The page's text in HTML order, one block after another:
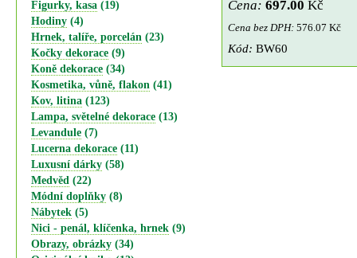
Figurky, kasa (19)
Hodiny (4)
Hrnek, talíře, porcelán (23)
Kočky dekorace (9)
Koně dekorace (34)
Kosmetika, vůně, flakon (41)
Kov, litina (123)
Lampa, světelné dekorace (13)
Levandule (7)
Lucerna dekorace (11)
Luxusní dárky (58)
Medvěd (22)
Módní doplňky (8)
Nábytek (5)
Nici - penál, klíčenka, hrnek (9)
Obrazy, obrázky (34)
Cena: 697.00 Kč
Cena bez DPH:576.07 Kč
Kód: BW60